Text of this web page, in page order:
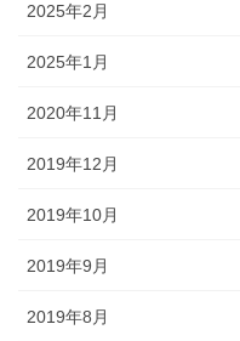
2025年2月
2025年1月
2020年11月
2019年12月
2019年10月
2019年9月
2019年8月